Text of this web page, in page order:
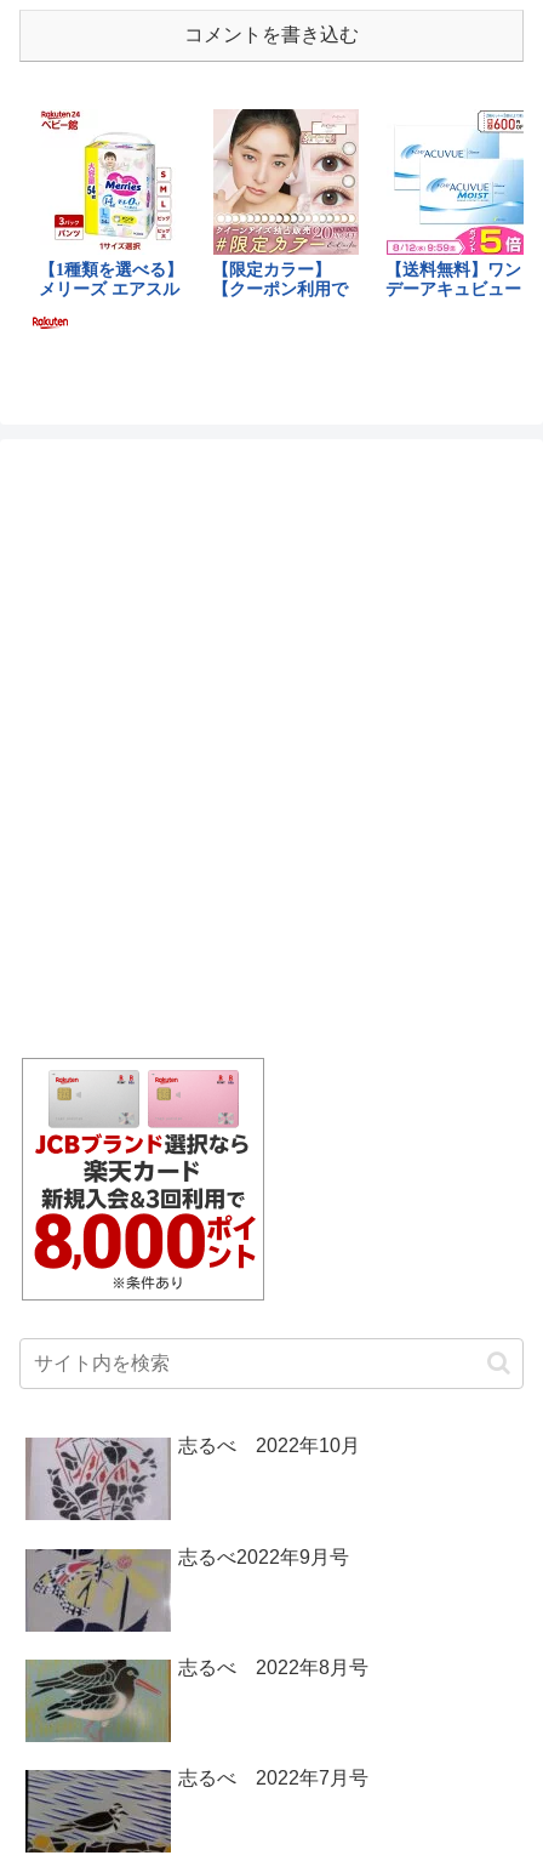
コメントを書き込む
志るべ 2022年10月
志るべ2022年9月号
志るべ 2022年8月号
志るべ 2022年7月号